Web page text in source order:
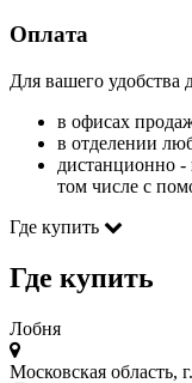
Оплата
Для вашего удобства
в офисах
в отделении
дистанционно -
том числе с
Где купить
Где купить
Лобня
Московская область,